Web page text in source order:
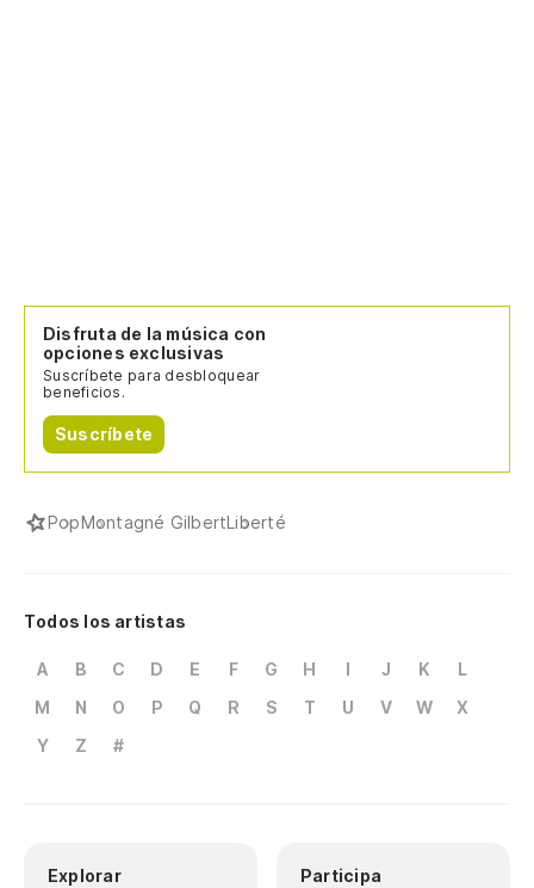
Disfruta de la música con
opciones exclusivas
Suscríbete para desbloquear
beneficios.
Suscríbete
PopMontagné GilbertLiberté
Todos los artistas
A B C D E F G H I J K
L
M
N O P Q R S T U V W
X
Y
Z #
Explorar Participa